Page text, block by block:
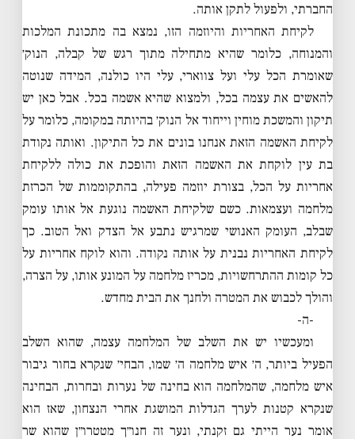
החברתי, ולפעול לתקן אותה.
לקיחת האחריות והיוזמה הזו, נמצא בה מתכונת המלכות
והמנוחה, כלומר שהיא מתחילה מתוך רגש של קבלה, הנוק׳
שאומרת הכל עלי ועל צווארי, עלי היו כולנה, המידה שנוטה
להאשים את עצמה בכל, ולמצוא שהיא אשמה בכל. אבל כאן יש
תיקון והמשכת מוחין וייחוד אל הנוק׳ בהיותה במקומה, כלומר על
לקיחת האשמה הזאת אנחנו בונים את כל התיקון. ואותה נקודת
בת עין לוקחת את האשמה הזאת והופכת את כולה ללקיחת
אחריות על הכל, בצורת יוזמה פעילה, בהתקוממות של הכרזת
מלחמה ועצמאות. כשם שלקיחת האשמה נוגעת אל אותו עומק
שבלב, העומק האנושי שמרגיש נתבע אל הצדק ואל הטוב. כך
לקיחת האחריות נבנית על אותה נקודה. והוא לוקח אחריות על
כל קומות ההתרחשויות, מכריז מלחמה על המונע אותו, על הצרה,
והולך לכבוש את המטרה ולחנך את הבית מחדש.
-ה-
ומעכשיו יש את השלב של המלחמה עצמה, שהוא השלב
הפעיל ביותר, ה׳ איש מלחמה ה׳ שמו, הבחי׳ שנקרא בחור גיבור
איש מלחמה, שהמלחמה הוא בחינה של נערות ובחרות, הבחינה
שנקרא קטנות לערך הגדלות המושגת אחרי הנצחון, שאז הוא
אומר נער הייתי גם זקנתי, ונער זה חנו״ך מטטרו״ן שהוא שר